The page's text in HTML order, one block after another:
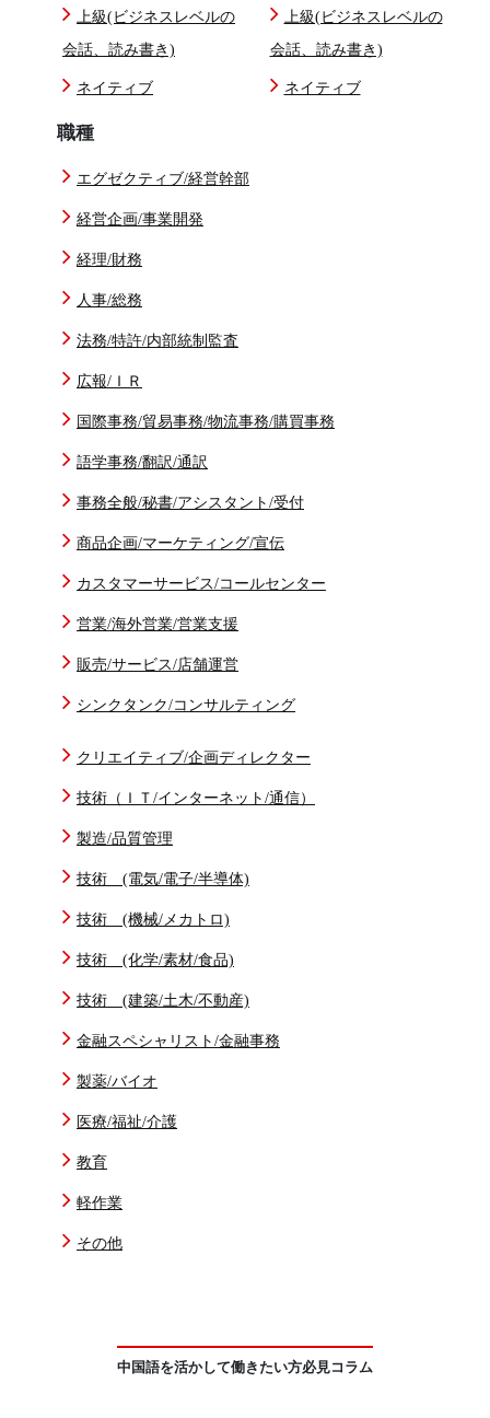
上級(ビジネスレベルの
会話、読み書き)
ネイティブ
上級(ビジネスレベルの
会話、読み書き)
ネイティブ
職種
エグゼクティブ/経営幹部
経営企画/事業開発
経理/財務
人事/総務
法務/特許/内部統制監査
広報/ＩＲ
国際事務/貿易事務/物流事務/購買事務
語学事務/翻訳/通訳
事務全般/秘書/アシスタント/受付
商品企画/マーケティング/宣伝
カスタマーサービス/コールセンター
営業/海外営業/営業支援
販売/サービス/店舗運営
シンクタンク/コンサルティング
クリエイティブ/企画ディレクター
技術（ＩＴ/インターネット/通信）
製造/品質管理
技術 (電気/電子/半導体)
技術 (機械/メカトロ)
技術 (化学/素材/食品)
技術 (建築/土木/不動産)
金融スペシャリスト/金融事務
製薬/バイオ
医療/福祉/介護
教育
軽作業
その他
中国語を活かして働きたい方必見コラム